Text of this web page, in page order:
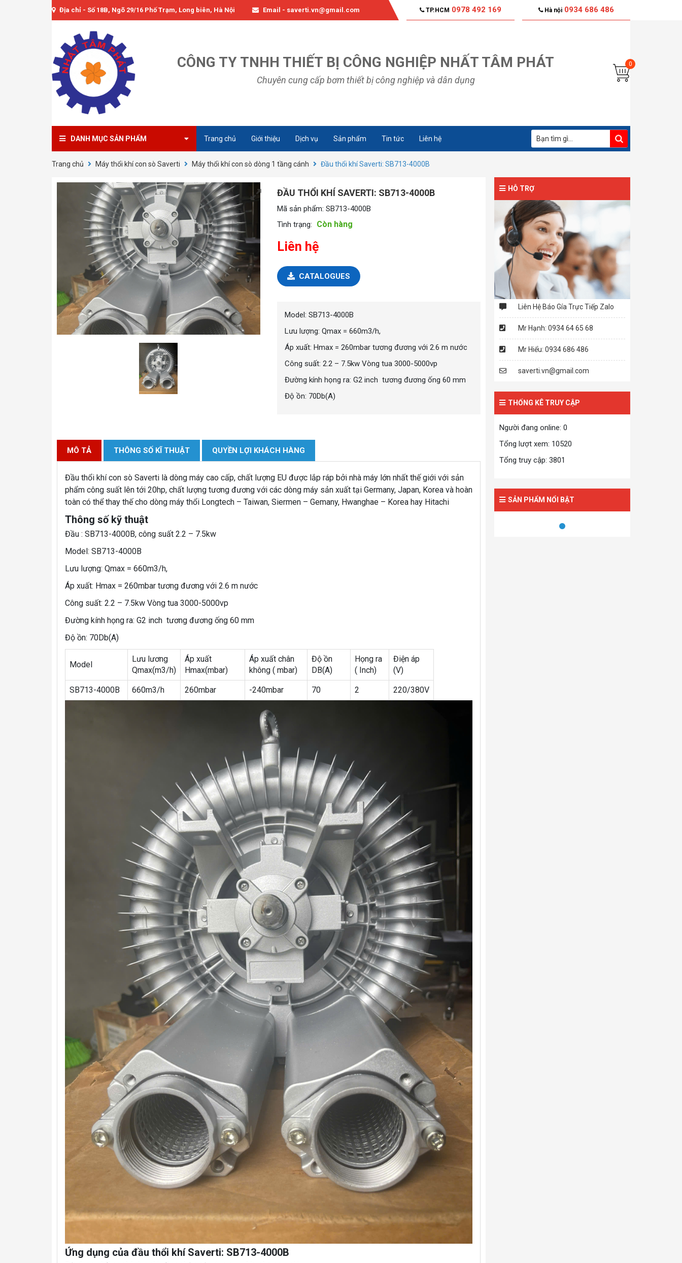
Địa chỉ - Số 18B, Ngõ 29/16 Phố Trạm, Long biên, Hà Nội Email - saverti.vn@gmail.com TP.HCM 0978 492 169 Hà nội 0934 686 486
CÔNG TY TNHH THIẾT BỊ CÔNG NGHIỆP NHẤT TÂM PHÁT
Chuyên cung cấp bơm thiết bị công nghiệp và dân dụng
DANH MỤC SẢN PHẨM Trang chủ Giới thiệu Dịch vụ Sản phẩm Tin tức Liên hệ
Trang chủ Máy thổi khí con sò Saverti Máy thổi khí con sò dòng 1 tầng cánh Đầu thổi khí Saverti: SB713-4000B
ĐẦU THỔI KHÍ SAVERTI: SB713-4000B
Mã sản phẩm:SB713-4000B
Tình trạng:
Còn hàng
Liên hệ
CATALOGUES
Model: SB713-4000B
Lưu lượng: Qmax = 660m3/h,
Áp xuất: Hmax = 260mbar tương đương với 2.6 m nước
Công suất: 2.2 – 7.5kw Vòng tua 3000-5000vp
Đường kính họng ra: G2 inch tương đương ống 60 mm
Độ ồn: 70Db(A)
MÔ TẢ THÔNG SỐ KĨ THUẬT QUYỀN LỢI KHÁCH HÀNG
Đầu thổi khí con sò Saverti là dòng máy cao cấp, chất lượng EU được lắp ráp bởi nhà máy lớn nhất thế giới với sản
phẩm công suất lên tới 20hp, chất lượng tương đương với các dòng máy sản xuất tại Germany, Japan, Korea và hoàn
toàn có thể thay thế cho dòng máy thổi Longtech – Taiwan, Siermen – Gemany, Hwanghae – Korea hay Hitachi
Thông số kỹ thuật
Đầu : SB713-4000B, công suất 2.2 – 7.5kw
Model: SB713-4000B
Lưu lượng: Qmax = 660m3/h,
Áp xuất: Hmax = 260mbar tương đương với 2.6 m nước
Công suất: 2.2 – 7.5kw Vòng tua 3000-5000vp
Đường kính họng ra: G2 inch tương đương ống 60 mm
Độ ồn: 70Db(A)
Model
Lưu lương
Qmax(m3/h)
Áp xuất
Hmax(mbar)
Áp xuất chân
không ( mbar)
Độ ồn
DB(A)
Họng ra
( Inch)
Điện áp
(V)
SB713-4000B 660m3/h 260mbar -240mbar 70 2 220/380V
Ứng dụng của đầu thổi khí Saverti: SB713-4000B
HỖ TRỢ
Liên Hệ Báo Gía Trực Tiếp Zalo
Mr Hạnh: 0934 64 65 68
Mr Hiểu: 0934 686 486
saverti.vn@gmail.com
THỐNG KÊ TRUY CẬP
Người đang online: 0
Tổng lượt xem: 10520
Tổng truy cập: 3801
SẢN PHẨM NỔI BẬT